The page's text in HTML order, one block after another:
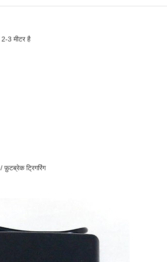
2-3 मीटर है
फ़ुटब्रेक ट्रिगरिंग